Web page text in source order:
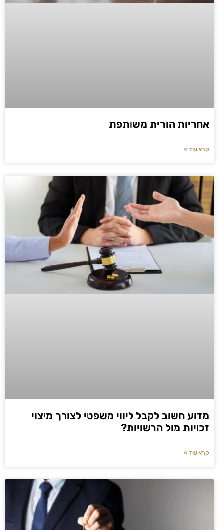
אחריות הורית משותפת
קרא עוד »
מדוע חשוב לקבל ליווי משפטי לצורך מיצוי
זכויות מול הרשויות?
קרא עוד »